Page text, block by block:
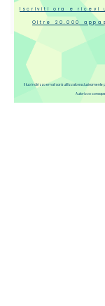
Domande
Iscriviti ora e ricevi
Oltre 20.000
Autorizzo
Il tuo indirizzo email sarà utilizzato esclusivamente